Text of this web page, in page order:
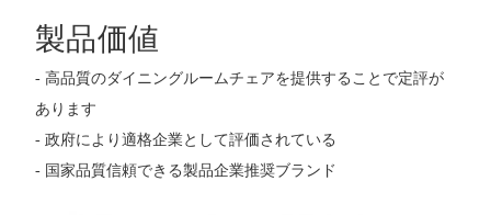
製品価値
- 高品質のダイニングルームチェアを提供することで定評が
あります
- 政府により適格企業として評価されている
- 国家品質信頼できる製品企業推奨ブランド